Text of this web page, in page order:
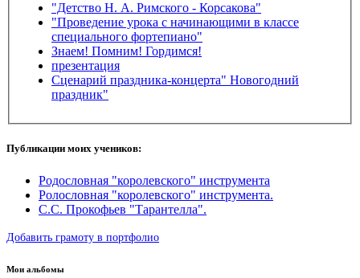
"Детство Н. А. Римского - Корсакова"
"Проведение урока с начинающими в классе
специального фортепиано"
Знаем! Помним! Гордимся!
презентация
Сценарий праздника-концерта" Новогодний
праздник"
Публикации моих учеников:
Родословная "королевского" инструмента
Ролословная "королевского" инструмента.
С.С. Прокофьев "Тарантелла".
Добавить грамоту в портфолио
Мои альбомы